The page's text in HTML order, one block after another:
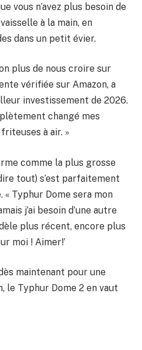
vous n’avez plus besoin de
à la main, en
dans un petit évier.
plus de nous croire sur
vérifiée sur Amazon, a
investissement de 2026.
changé mes
à air. »
comme la plus grosse
tout) s’est parfaitement
Typhur Dome sera mon
j’ai besoin d’une autre
plus récent, encore plus
moi ! Aimer!’
maintenant pour une
le Typhur Dome 2 en vaut